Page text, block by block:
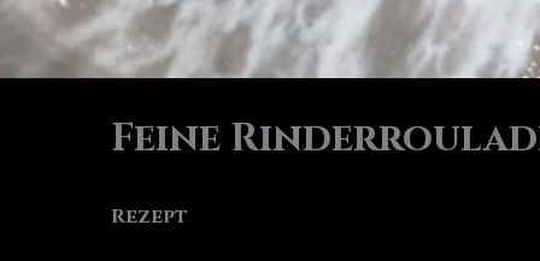
Feine
Rezept